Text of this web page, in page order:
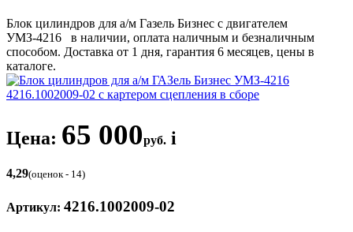
Блок цилиндров для а/м Газель Бизнес с двигателем
УМЗ-4216 в наличии, оплата наличным и безналичным
способом. Доставка от 1 дня, гарантия 6 месяцев, цены в
каталоге.
Цена: 65 000руб. i
4,29(оценок - 14)
Артикул: 4216.1002009-02